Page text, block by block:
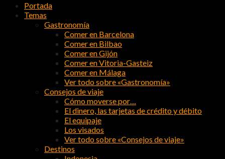
Portada
Temas
Gastronomía
Comer en Barcelona
Comer en Bilbao
Comer en Gijón
Comer en Vitoria-Gasteiz
Comer en Málaga
Ver todo sobre «Gastronomía»
Consejos de viaje
Cómo moverse por…
El dinero, las tarjetas de crédito y débito
El equipaje
Los visados
Ver todo sobre «Consejos de viaje»
Destinos